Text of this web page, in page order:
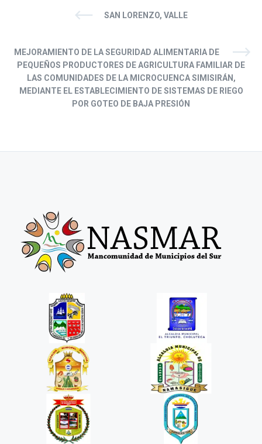
SAN LORENZO, VALLE
MEJORAMIENTO DE LA SEGURIDAD ALIMENTARIA DE
PEQUEÑOS PRODUCTORES DE AGRICULTURA FAMILIAR DE
LAS COMUNIDADES DE LA MICROCUENCA SIMISIRÁN,
MEDIANTE EL ESTABLECIMIENTO DE SISTEMAS DE RIEGO
POR GOTEO DE BAJA PRESIÓN